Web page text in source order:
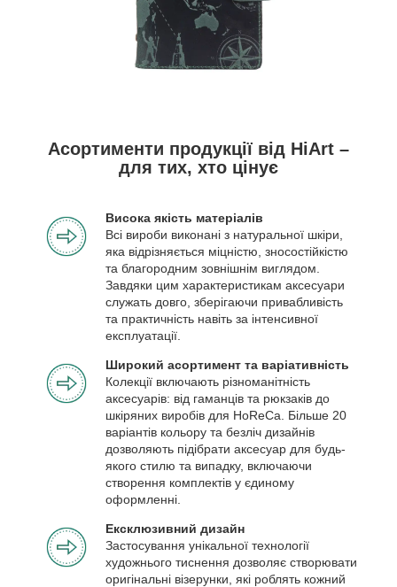
Асортименти продукції від HiArt –
для тих, хто цінує
Висока якість матеріалів
Всі вироби виконані з натуральної шкіри,
яка відрізняється міцністю, зносостійкістю
та благородним зовнішнім виглядом.
Завдяки цим характеристикам аксесуари
служать довго, зберігаючи привабливість
та практичність навіть за інтенсивної
експлуатації.
Широкий асортимент та варіативність
Колекції включають різноманітність
аксесуарів: від гаманців та рюкзаків до
шкіряних виробів для HoReCa. Більше 20
варіантів кольору та безліч дизайнів
дозволяють підібрати аксесуар для будь-
якого стилю та випадку, включаючи
створення комплектів у єдиному
оформленні.
Ексклюзивний дизайн
Застосування унікальної технології
художнього тиснення дозволяє створювати
оригінальні візерунки, які роблять кожний